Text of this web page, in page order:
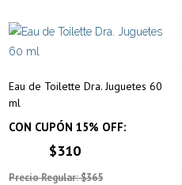
Eau de Toilette Dra. Juguetes 60
ml
CON CUPÓN 15% OFF:
$310
Precio Regular: $365